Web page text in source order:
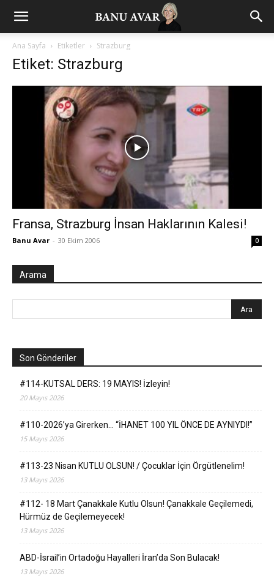
Ana Sayfa Etiketler Strazburg
Etiket: Strazburg
Fransa, Strazburg İnsan Haklarının Kalesi!
Banu Avar - 30 Ekim 2006 0
Arama
Son Gönderiler
#114-KUTSAL DERS: 19 MAYIS! İzleyin!
20 Mayıs 2026
#110-2026’ya Girerken… “İHANET 100 YIL ÖNCE DE AYNIYDI!”
15 Mayıs 2026
#113-23 Nisan KUTLU OLSUN! / Çocuklar İçin Örgütlenelim!
13 Mayıs 2026
#112- 18 Mart Çanakkale Kutlu Olsun! Çanakkale Geçilemedi,
Hürmüz de Geçilemeyecek!
13 Mayıs 2026
ABD-İsrail’in Ortadoğu Hayalleri İran’da Son Bulacak!
13 Mayıs 2026